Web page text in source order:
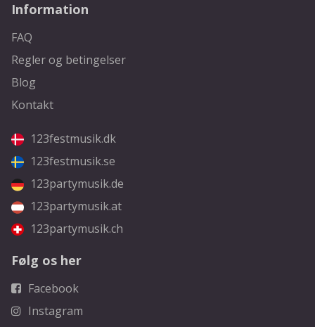
Information
FAQ
Regler og betingelser
Blog
Kontakt
123festmusik.dk
123festmusik.se
123partymusik.de
123partymusik.at
123partymusik.ch
Følg os her
Facebook
Instagram